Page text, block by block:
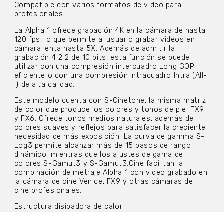
Compatible con varios formatos de video para
profesionales
La Alpha 1 ofrece grabación 4K en la cámara de hasta
120 fps, lo que permite al usuario grabar videos en
cámara lenta hasta 5X. Además de admitir la
grabación 4 2 2 de 10 bits, esta función se puede
utilizar con una compresión intercuadro Long GOP
eficiente o con una compresión intracuadro Intra (All-
I) de alta calidad.
Este modelo cuenta con S-Cinetone, la misma matriz
de color que produce los colores y tonos de piel FX9
y FX6. Ofrece tonos medios naturales, además de
colores suaves y reflejos para satisfacer la creciente
necesidad de más exposición. La curva de gamma S-
Log3 permite alcanzar más de 15 pasos de rango
dinámico, mientras que los ajustes de gama de
colores S-Gamut3 y S-Gamut3.Cine facilitan la
combinación de metraje Alpha 1 con video grabado en
la cámara de cine Venice, FX9 y otras cámaras de
cine profesionales.
Estructura disipadora de calor